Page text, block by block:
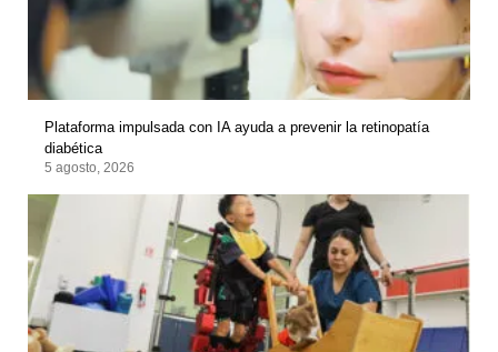
Plataforma impulsada con IA ayuda a prevenir la retinopatía
diabética
5 agosto, 2026